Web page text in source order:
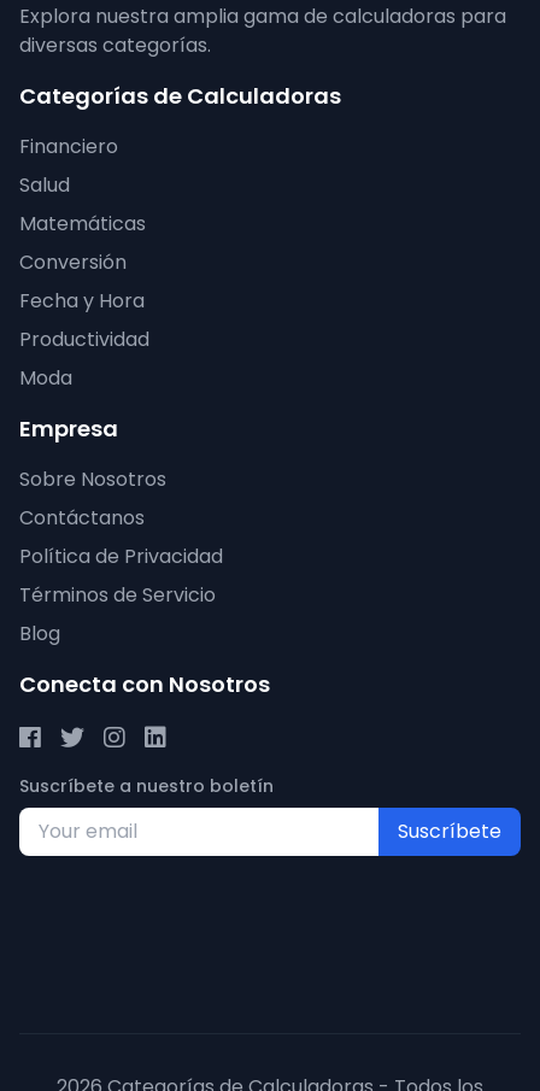
Explora nuestra amplia gama de calculadoras para
diversas categorías.
Categorías de Calculadoras
Financiero
Salud
Matemáticas
Conversión
Fecha y Hora
Productividad
Moda
Empresa
Sobre Nosotros
Contáctanos
Política de Privacidad
Términos de Servicio
Blog
Conecta con Nosotros
Suscríbete a nuestro boletín
Suscríbete